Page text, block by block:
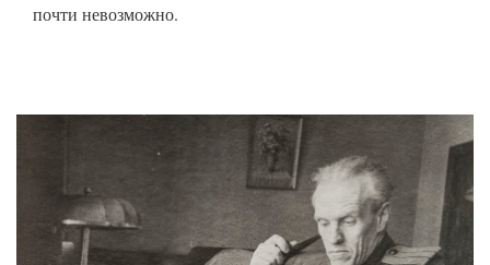
почти невозможно.